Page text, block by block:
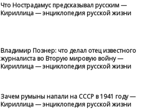
Что Нострадамус предсказывал русским —
Кириллица — энциклопедия русской жизни
Владимир Познер: что делал отец известного
журналиста во Вторую мировую войну —
Кириллица — энциклопедия русской жизни
Зачем румыны напали на СССР в 1941 году —
Кириллица — энциклопедия русской жизни